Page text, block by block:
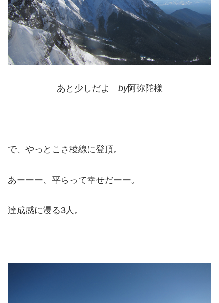
あと少しだよ by阿弥陀様
で、やっとこさ稜線に登頂。
あーーー、平らって幸せだーー。
達成感に浸る3人。